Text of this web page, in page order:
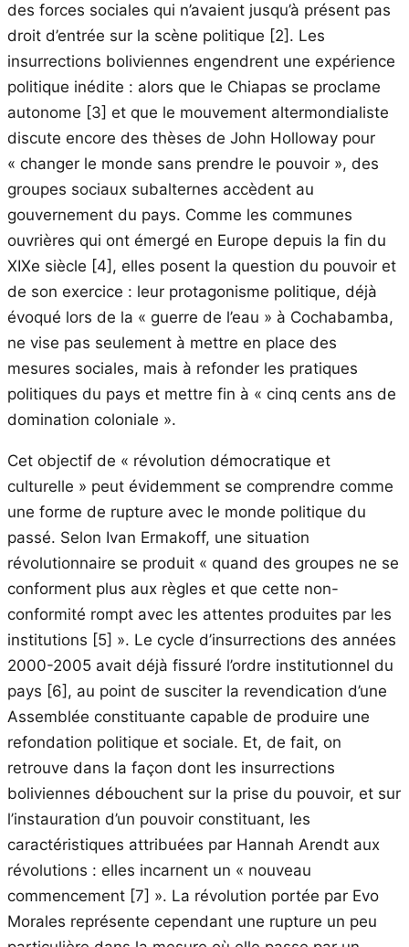
des forces sociales qui n’avaient jusqu’à présent pas
droit d’entrée sur la scène politique [2] . Les
insurrections boliviennes engendrent une expérience
politique inédite : alors que le Chiapas se proclame
autonome [3] et que le mouvement altermondialiste
discute encore des thèses de John Holloway pour
« changer le monde sans prendre le pouvoir », des
groupes sociaux subalternes accèdent au
gouvernement du pays. Comme les communes
ouvrières qui ont émergé en Europe depuis la fin du
XIXe siècle [4] , elles posent la question du pouvoir et
de son exercice : leur protagonisme politique, déjà
évoqué lors de la « guerre de l’eau » à Cochabamba,
ne vise pas seulement à mettre en place des
mesures sociales, mais à refonder les pratiques
politiques du pays et mettre fin à « cinq cents ans de
domination coloniale ».
Cet objectif de « révolution démocratique et
culturelle » peut évidemment se comprendre comme
une forme de rupture avec le monde politique du
passé. Selon Ivan Ermakoff, une situation
révolutionnaire se produit « quand des groupes ne se
conforment plus aux règles et que cette non-
conformité rompt avec les attentes produites par les
institutions [5] ». Le cycle d’insurrections des années
2000-2005 avait déjà fissuré l’ordre institutionnel du
pays [6] , au point de susciter la revendication d’une
Assemblée constituante capable de produire une
refondation politique et sociale. Et, de fait, on
retrouve dans la façon dont les insurrections
boliviennes débouchent sur la prise du pouvoir, et sur
l’instauration d’un pouvoir constituant, les
caractéristiques attribuées par Hannah Arendt aux
révolutions : elles incarnent un « nouveau
commencement [7] ». La révolution portée par Evo
Morales représente cependant une rupture un peu